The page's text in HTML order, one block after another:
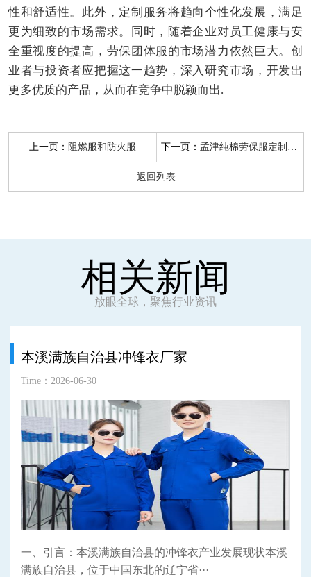
性和舒适性。此外，定制服务将趋向个性化发展，满足
更为细致的市场需求。同时，随着企业对员工健康与安
全重视度的提高，劳保团体服的市场潜力依然巨大。创
业者与投资者应把握这一趋势，深入研究市场，开发出
更多优质的产品，从而在竞争中脱颖而出.
上一页： 阻燃服和防火服 下一页：孟津纯棉劳保服定制厂家
返回列表
相关新闻
放眼全球，聚焦行业资讯
本溪满族自治县冲锋衣厂家
Time：2026-06-30
一、引言：本溪满族自治县的冲锋衣产业发展现状本溪
满族自治县，位于中国东北的辽宁省···